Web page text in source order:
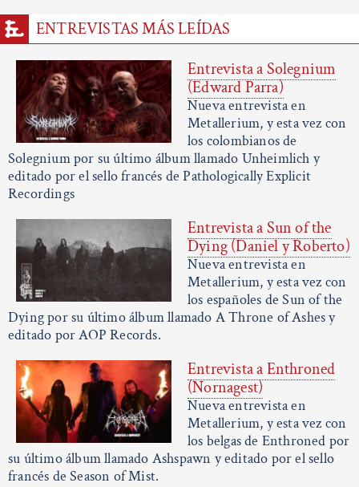
ENTREVISTAS MÁS LEÍDAS
Entrevista a Solegnium
(Edward Parra)
Nueva entrevista en
Metallerium, y esta vez con
los colombianos de
Solegnium por su último álbum llamado Unheimlich y
editado por el sello francés de Pathologically Explicit
Recordings
Entrevista a Sun of the
Dying (Daniel y Roberto)
Nueva entrevista en
Metallerium, y esta vez con
los españoles de Sun of the
Dying por su último álbum llamado A Throne of Ashes y
editado por AOP Records.
Entrevista a Enthroned
(Nornagest)
Nueva entrevista en
Metallerium, y esta vez con
los belgas de Enthroned por
su último álbum llamado Ashspawn y editado por el sello
francés de Season of Mist.